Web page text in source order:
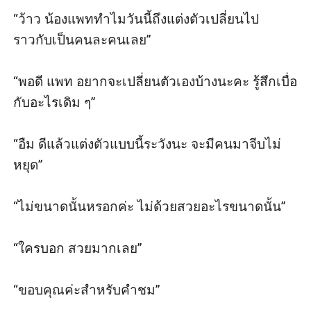
“ว้าว น้องแพททำไมวันนี้ถึงแต่งตัวเปลี่ยนไป
ราวกับเป็นคนละคนเลย”
“พอดี แพท อยากจะเปลี่ยนตัวเองบ้างนะคะ รู้สึกเบื่อ
กับอะไรเดิม ๆ”
“อืม ดีแล้วแต่งตัวแบบนี้ระวังนะ จะมีคนมาจีบไม่
หยุด”
“ไม่ขนาดนั้นหรอกค่ะ ไม่ด้วยสวยอะไรขนาดนั้น”
“ใครบอก สวยมากเลย”
“ขอบคุณค่ะสำหรับคำชม”